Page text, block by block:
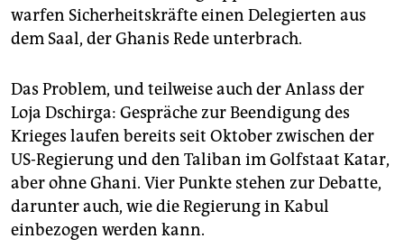
warfen Sicherheitskräfte einen Delegierten aus
dem Saal, der Ghanis Rede unterbrach.
Das Problem, und teilweise auch der Anlass der
Loja Dschirga: Gespräche zur Beendigung des
Krieges laufen bereits seit Oktober zwischen der
US-Regierung und den Taliban im Golfstaat Katar,
aber ohne Ghani. Vier Punkte stehen zur Debatte,
darunter auch, wie die Regierung in Kabul
einbezogen werden kann.